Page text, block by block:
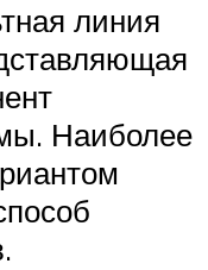
линия
Наиболее